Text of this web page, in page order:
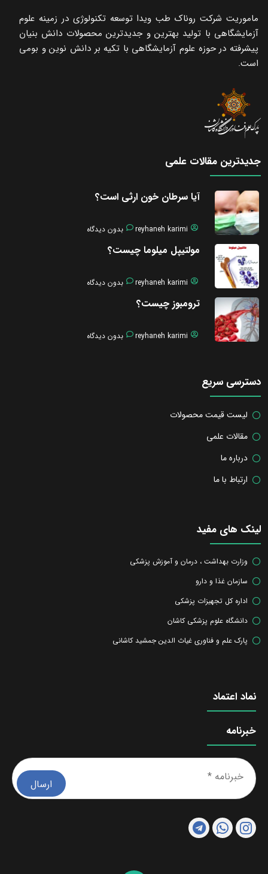
ماموریت شرکت روناک طب ویدا توسعه تکنولوژی در زمینه علوم
آزمایشگاهی با تولید بهترین و جدیدترین محصولات دانش بنیان
پیشرفته در حوزه علوم آزمایشگاهی با تکیه ‌بر دانش نوین و بومی
است.
جدیدترین مقالات علمی
آیا سرطان خون ارثی است؟
reyhaneh karimi بدون دیدگاه
مولتیپل میلوما چیست؟
reyhaneh karimi بدون دیدگاه
ترومبوز چیست؟
reyhaneh karimi بدون دیدگاه
دسترسی سریع
لیست قیمت محصولات
مقالات علمی
درباره ما
ارتباط با ما
لینک های مفید
وزارت بهداشت ، درمان و آموزش پزشکی
سازمان غذا و دارو
اداره کل تجهیزات پزشکی
دانشگاه علوم پزشکی کاشان
پارک علم و فناوری غیاث الدین جمشید کاشانی
نماد اعتماد
خبرنامه
*